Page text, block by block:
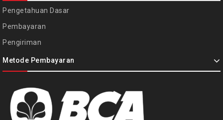
Pengetahuan Dasar
Pembayaran
Pengiriman
Metode Pembayaran